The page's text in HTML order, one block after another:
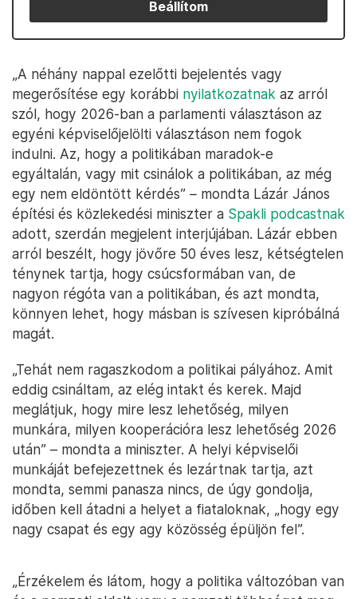
Beállítom
„A néhány nappal ezelőtti bejelentés vagy
megerősítése egy korábbi nyilatkozatnak az arról
szól, hogy 2026-ban a parlamenti választáson az
egyéni képviselőjelölti választáson nem fogok
indulni. Az, hogy a politikában maradok-e
egyáltalán, vagy mit csinálok a politikában, az még
egy nem eldöntött kérdés” – mondta Lázár János
építési és közlekedési miniszter a Spakli podcastnak
adott, szerdán megjelent interjújában. Lázár ebben
arról beszélt, hogy jövőre 50 éves lesz, kétségtelen
ténynek tartja, hogy csúcsformában van, de
nagyon régóta van a politikában, és azt mondta,
könnyen lehet, hogy másban is szívesen kipróbálná
magát.
„Tehát nem ragaszkodom a politikai pályához. Amit
eddig csináltam, az elég intakt és kerek. Majd
meglátjuk, hogy mire lesz lehetőség, milyen
munkára, milyen kooperációra lesz lehetőség 2026
után” – mondta a miniszter. A helyi képviselői
munkáját befejezettnek és lezártnak tartja, azt
mondta, semmi panasza nincs, de úgy gondolja,
időben kell átadni a helyet a fiataloknak, „hogy egy
nagy csapat és egy agy közösség épüljön fel”.
„Érzékelem és látom, hogy a politika változóban van